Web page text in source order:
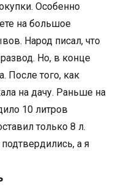
Особенно
на большое
Народ писал, что
Но, в конце
После того, как
на дачу. Раньше на
10 литров
только 8 л.
а я